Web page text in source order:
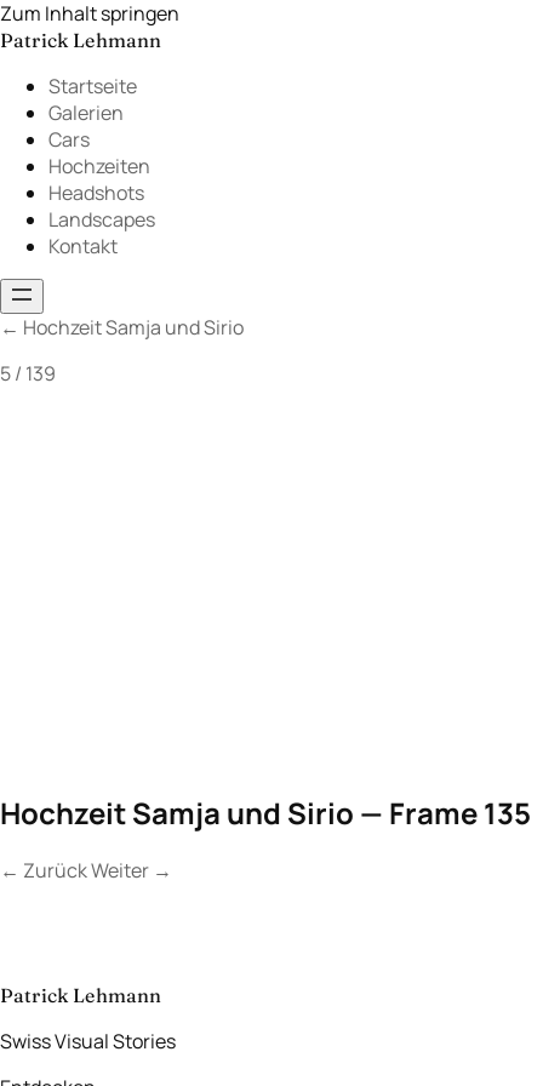
Zum Inhalt springen
Patrick Lehmann
Startseite
Galerien
Cars
Hochzeiten
Headshots
Landscapes
Kontakt
← Hochzeit Samja und Sirio
5 / 139
Hochzeit Samja und Sirio — Frame 135
← ZurückWeiter →
aufnehmen→
Patrick Lehmann
Swiss Visual Stories